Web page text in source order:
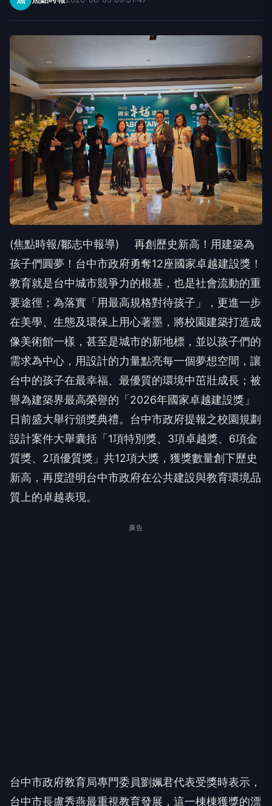
(焦點時報/鄒志中報導) 再創歷史新高！用建築為
孩子們圓夢！台中市政府勇奪12座國家卓越建設獎！
教育就是台中城市競爭力的根基，也是社會流動的重
要途徑；為落實「用最高規格對待孩子」，更進一步
在美學、生態及環保上用心著墨，將校園建築打造成
像美術館一樣，甚至是城市的新地標，並以孩子們的
需求為中心，用設計的力量點亮每一個夢想空間，讓
台中的孩子在最幸福、最優質的環境中茁壯成長；被
譽為建築界最高榮譽的「2026年國家卓越建設獎」
日前盛大舉行頒獎典禮。台中市政府提報之校園規劃
設計案件大舉囊括「1項特別獎、3項卓越獎、6項金
質獎、2項優質獎」共12項大獎，獲獎數量創下歷史
新高，再度證明台中市政府在公共建設與教育環境品
質上的卓越表現。
廣告
台中市政府教育局專門委員劉姵君代表受獎時表示，
台中市長盧秀燕最重視教育發展，這一棟棟獲獎的漂